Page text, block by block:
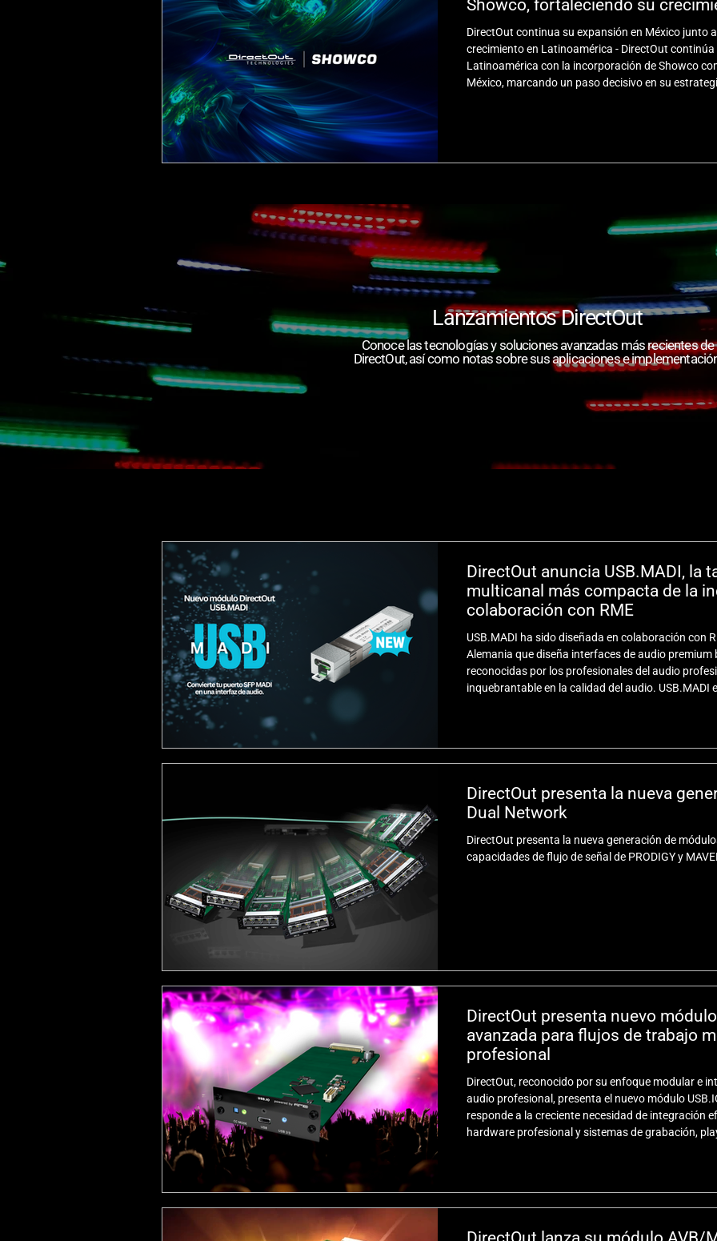
Showco, fortaleciendo su
DirectOut continua su expansión en México junto
crecimiento en Latinoamérica - DirectOut
Latinoamérica con la incorporación de Showco
México, marcando un paso decisivo en su
Lanzamientos DirectOut
Conoce las tecnologías y soluciones avanzadas más recientes de
DirectOut, así como notas sobre sus aplicaciones e
DirectOut anuncia USB.MADI, la
multicanal más compacta de la
colaboración con RME
USB.MADI ha sido diseñada en colaboración con
Alemania que diseña interfaces de audio
reconocidas por los profesionales del audio
inquebrantable en la calidad del audio. USB.MADI
DirectOut presenta la nueva
Dual Network
DirectOut presenta la nueva generación de
capacidades de flujo de señal de PRODIGY y
DirectOut presenta nuevo
avanzada para flujos de trabajo
profesional
DirectOut, reconocido por su enfoque modular e
audio profesional, presenta el nuevo módulo
responde a la creciente necesidad de integración
hardware profesional y sistemas de grabación,